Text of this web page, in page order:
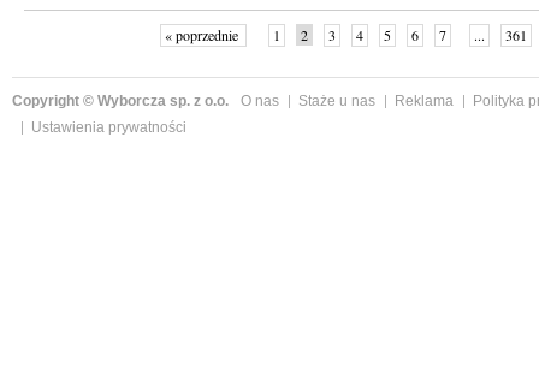
« poprzednie 1 2 3 4 5 6 7 ... 361
Copyright © Wyborcza sp. z o.o. O nas Staże u nas Reklama
Polityka
Ustawienia prywatności